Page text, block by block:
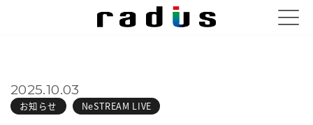
お知らせ NeSTREAM LIVE
2025.10.03